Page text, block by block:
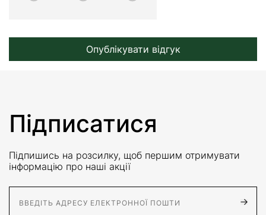
Опублікувати відгук
Підписатися
Підпишись на розсилку, щоб першим отримувати
інформацію про наші акції